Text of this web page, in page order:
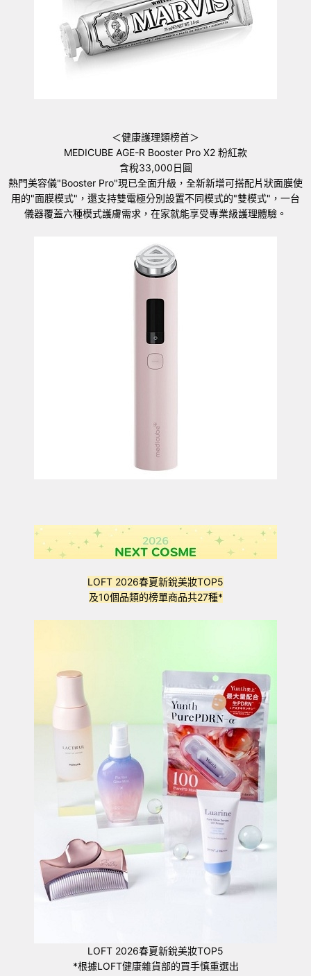
＜健康護理類榜首＞
MEDICUBE AGE-R Booster Pro X2 粉紅款
含稅33,000日圓
熱門美容儀"Booster Pro"現已全面升級，全新新增可搭配片狀面膜使
用的"面膜模式"，還支持雙電極分別設置不同模式的"雙模式"，一台
儀器覆蓋六種模式護膚需求，在家就能享受專業級護理體驗。
LOFT 2026春夏新銳美妝TOP5
及10個品類的榜單商品共27種*
LOFT 2026春夏新銳美妝TOP5
*根據LOFT健康雜貨部的買手慎重選出